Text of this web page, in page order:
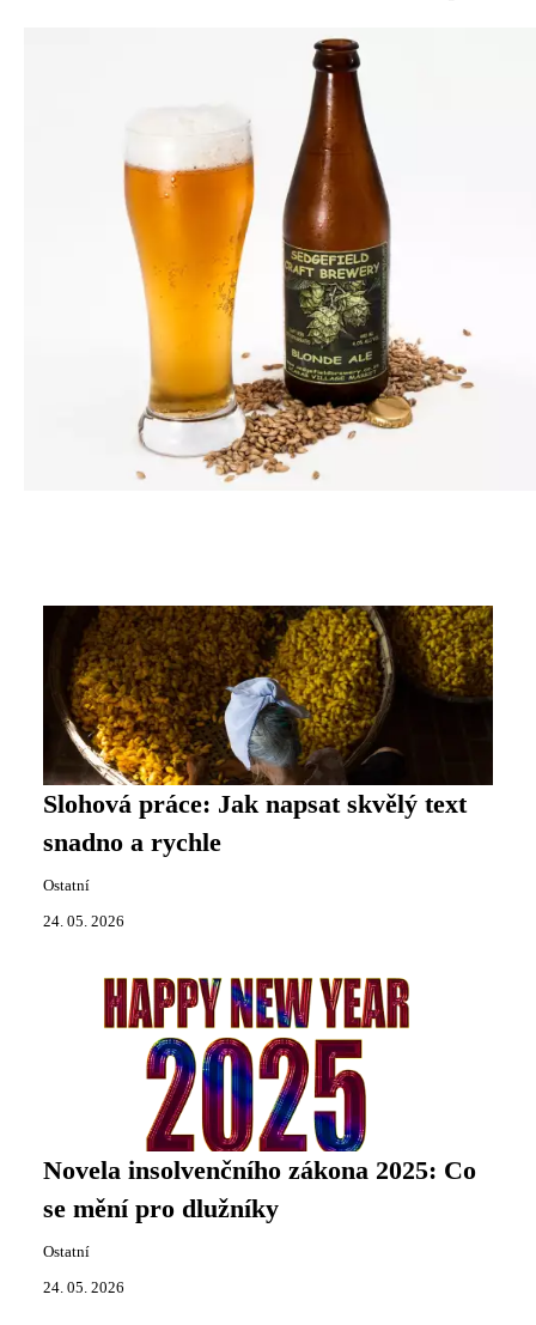
Slohová práce: Jak napsat skvělý text
snadno a rychle
Ostatní
24. 05. 2026
Novela insolvenčního zákona 2025: Co
se mění pro dlužníky
Ostatní
24. 05. 2026